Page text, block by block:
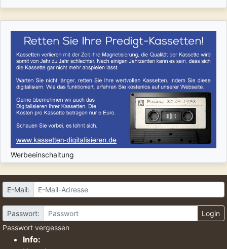
Werbeeinschaltung
E-Mail:
Passwort:
Login
Passwort vergessen
Info: